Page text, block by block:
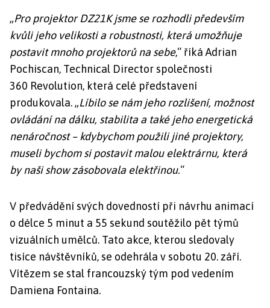
„Pro projektor DZ21K jsme se rozhodli především
kvůli jeho velikosti a robustnosti, která umožňuje
postavit mnoho projektorů na sebe,“ říká Adrian
Pochiscan, Technical Director společnosti
360 Revolution, která celé představení
produkovala. „Líbilo se nám jeho rozlišení, možnost
ovládání na dálku, stabilita a také jeho energetická
nenáročnost – kdybychom použili jiné projektory,
museli bychom si postavit malou elektrárnu, která
by naši show zásobovala elektřinou.“
V předvádění svých dovedností při návrhu animací
o délce 5 minut a 55 sekund soutěžilo pět týmů
vizuálních umělců. Tato akce, kterou sledovaly
tisíce návštěvníků, se odehrála v sobotu 20. září.
Vítězem se stal francouzský tým pod vedením
Damiena Fontaina.